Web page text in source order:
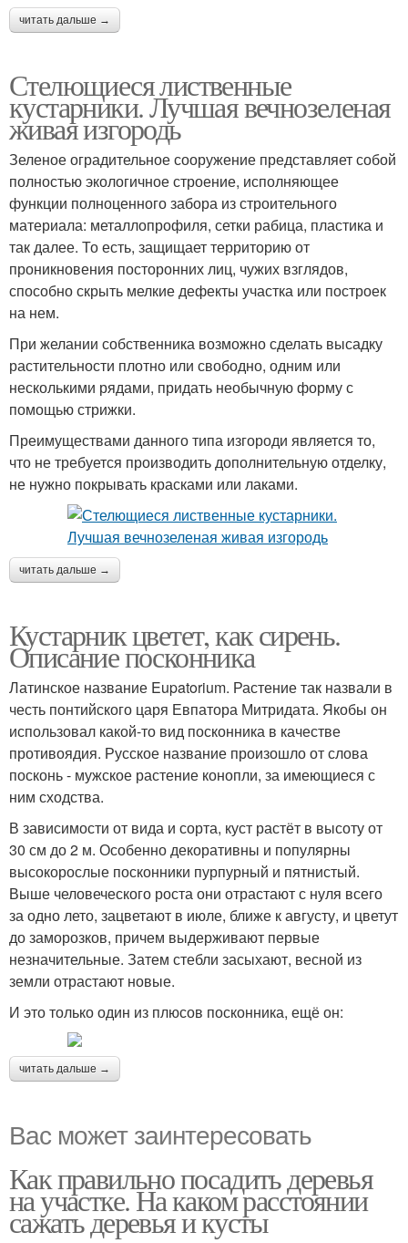
читать дальше →
Стелющиеся лиственные
кустарники. Лучшая вечнозеленая
живая изгородь
Зеленое оградительное сооружение представляет собой
полностью экологичное строение, исполняющее
функции полноценного забора из строительного
материала: металлопрофиля, сетки рабица, пластика и
так далее. То есть, защищает территорию от
проникновения посторонних лиц, чужих взглядов,
способно скрыть мелкие дефекты участка или построек
на нем.
При желании собственника возможно сделать высадку
растительности плотно или свободно, одним или
несколькими рядами, придать необычную форму с
помощью стрижки.
Преимуществами данного типа изгороди является то,
что не требуется производить дополнительную отделку,
не нужно покрывать красками или лаками.
читать дальше →
Кустарник цветет, как сирень.
Описание посконника
Латинское название Eupatorium. Растение так назвали в
честь понтийского царя Евпатора Митридата. Якобы он
использовал какой-то вид посконника в качестве
противоядия. Русское название произошло от слова
посконь - мужское растение конопли, за имеющиеся с
ним сходства.
В зависимости от вида и сорта, куст растёт в высоту от
30 см до 2 м. Особенно декоративны и популярны
высокорослые посконники пурпурный и пятнистый.
Выше человеческого роста они отрастают с нуля всего
за одно лето, зацветают в июле, ближе к августу, и цветут
до заморозков, причем выдерживают первые
незначительные. Затем стебли засыхают, весной из
земли отрастают новые.
И это только один из плюсов посконника, ещё он:
читать дальше →
Вас может заинтересовать
Как правильно посадить деревья
на участке. На каком расстоянии
сажать деревья и кусты